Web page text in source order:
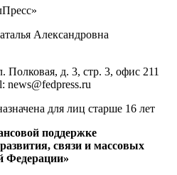
Александровна
Полковая, д. 3, стр. 3, офис 211
news@fedpress.ru
для лиц старше 16 лет
поддержке
связи и массовых
Федерации»